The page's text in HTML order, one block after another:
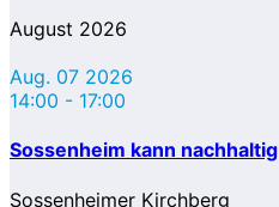
August 2026
Aug. 07 2026
14:00 - 17:00
Sossenheim kann nachhaltig
Sossenheimer Kirchberg